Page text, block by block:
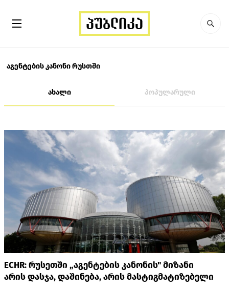
აგენტების კანონი რუსთში
ახალი პოპულარული
ECHR: რუსეთში „აგენტების კანონის" მიზანი
არის დასჯა, დაშინება, არის მასტიგმატიზებელი